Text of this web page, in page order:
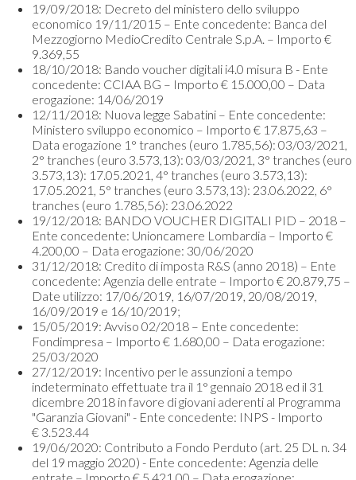
19/09/2018: Decreto del ministero dello sviluppo
economico 19/11/2015 – Ente concedente: Banca del
Mezzogiorno MedioCredito Centrale S.p.A. – Importo €
9.369,55
18/10/2018: Bando voucher digitali i4.0 misura B - Ente
concedente: CCIAA BG – Importo € 15.000,00 – Data
erogazione: 14/06/2019
12/11/2018: Nuova legge Sabatini – Ente concedente:
Ministero sviluppo economico – Importo € 17.875,63 –
Data erogazione 1° tranches (euro 1.785,56): 03/03/2021,
2° tranches (euro 3.573,13): 03/03/2021, 3° tranches (euro
3.573,13): 17.05.2021, 4° tranches (euro 3.573,13):
17.05.2021, 5° tranches (euro 3.573,13): 23.06.2022, 6°
tranches (euro 1.785,56): 23.06.2022
19/12/2018: BANDO VOUCHER DIGITALI PID – 2018 –
Ente concedente: Unioncamere Lombardia – Importo €
4.200,00 – Data erogazione: 30/06/2020
31/12/2018: Credito di imposta R&S (anno 2018) – Ente
concedente: Agenzia delle entrate – Importo € 20.879,75 –
Date utilizzo: 17/06/2019, 16/07/2019, 20/08/2019,
16/09/2019 e 16/10/2019;
15/05/2019: Avviso 02/2018 – Ente concedente:
Fondimpresa – Importo € 1.680,00 – Data erogazione:
25/03/2020
27/12/2019: Incentivo per le assunzioni a tempo
indeterminato effettuate tra il 1° gennaio 2018 ed il 31
dicembre 2018 in favore di giovani aderenti al Programma
"Garanzia Giovani" - Ente concedente: INPS - Importo
€ 3.523.44
19/06/2020: Contributo a Fondo Perduto (art. 25 DL n. 34
del 19 maggio 2020) - Ente concedente: Agenzia delle